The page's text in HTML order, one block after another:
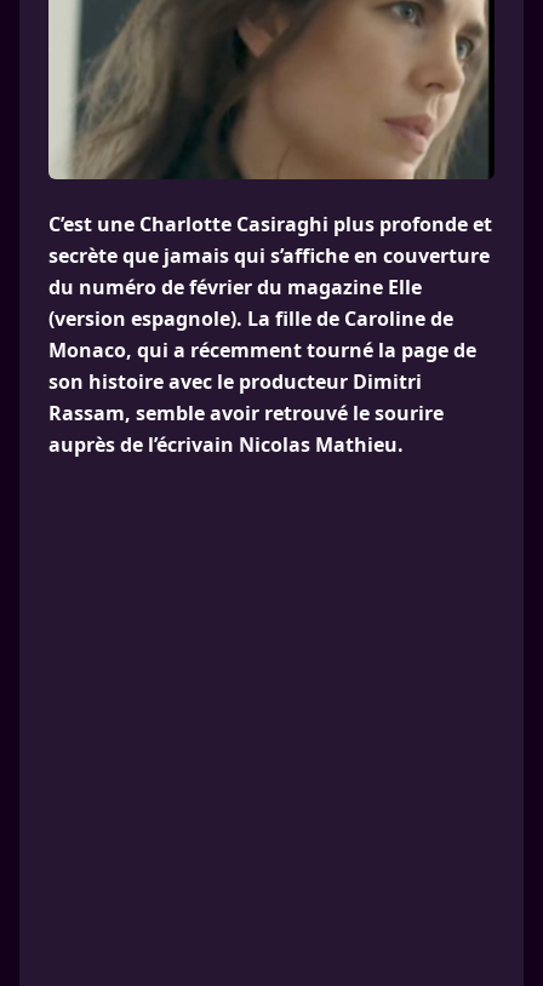
C’est une Charlotte Casiraghi plus profonde et
secrète que jamais qui s’affiche en couverture
du numéro de février du magazine Elle
(version espagnole). La fille de Caroline de
Monaco, qui a récemment tourné la page de
son histoire avec le producteur Dimitri
Rassam, semble avoir retrouvé le sourire
auprès de l’écrivain Nicolas Mathieu.